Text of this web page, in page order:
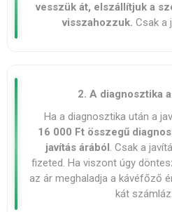
vesszük át, elszállítjuk a
visszahozzuk. Csak a
2. A diagnosztika
Ha a diagnoszti­ka után a
16 000 Ft összegű
javítás árából. Csak a
fizeted. Ha viszont úgy
az ár meghaladja a kávéfőző
kát